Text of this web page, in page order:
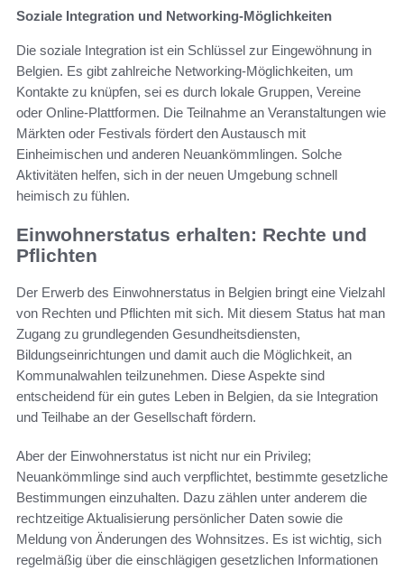
Soziale Integration und Networking-Möglichkeiten
Die soziale Integration ist ein Schlüssel zur Eingewöhnung in
Belgien. Es gibt zahlreiche Networking-Möglichkeiten, um
Kontakte zu knüpfen, sei es durch lokale Gruppen, Vereine
oder Online-Plattformen. Die Teilnahme an Veranstaltungen wie
Märkten oder Festivals fördert den Austausch mit
Einheimischen und anderen Neuankömmlingen. Solche
Aktivitäten helfen, sich in der neuen Umgebung schnell
heimisch zu fühlen.
Einwohnerstatus erhalten: Rechte und
Pflichten
Der Erwerb des Einwohnerstatus in Belgien bringt eine Vielzahl
von Rechten und Pflichten mit sich. Mit diesem Status hat man
Zugang zu grundlegenden Gesundheitsdiensten,
Bildungseinrichtungen und damit auch die Möglichkeit, an
Kommunalwahlen teilzunehmen. Diese Aspekte sind
entscheidend für ein gutes Leben in Belgien, da sie Integration
und Teilhabe an der Gesellschaft fördern.
Aber der Einwohnerstatus ist nicht nur ein Privileg;
Neuankömmlinge sind auch verpflichtet, bestimmte gesetzliche
Bestimmungen einzuhalten. Dazu zählen unter anderem die
rechtzeitige Aktualisierung persönlicher Daten sowie die
Meldung von Änderungen des Wohnsitzes. Es ist wichtig, sich
regelmäßig über die einschlägigen gesetzlichen Informationen